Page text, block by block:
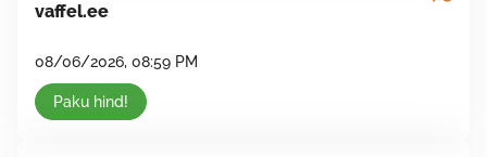
vaffel.ee
08/06/2026, 08:59 PM
Paku hind!